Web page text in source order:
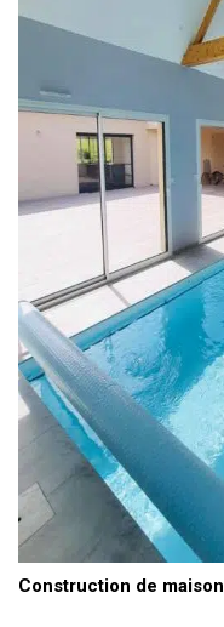
Construction de maison